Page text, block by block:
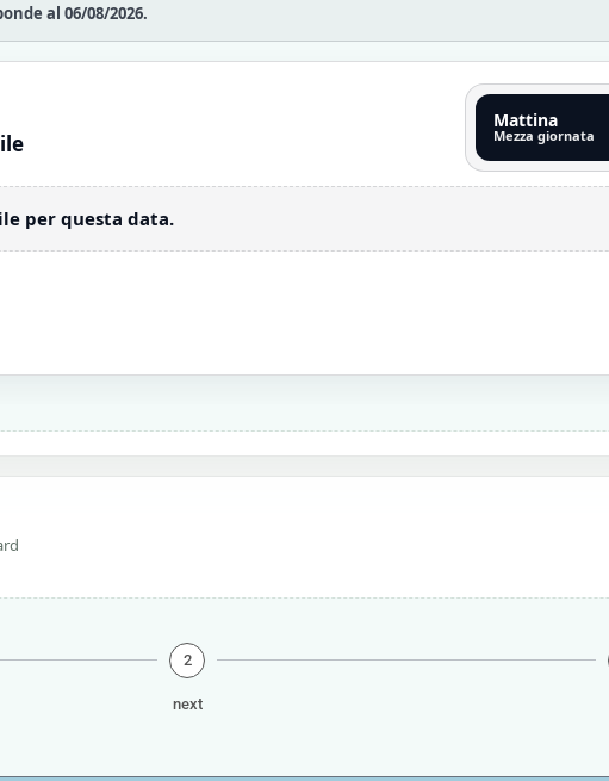
al 06/08/2026.
Mattina
Mezza giornata
per questa data.
2
next